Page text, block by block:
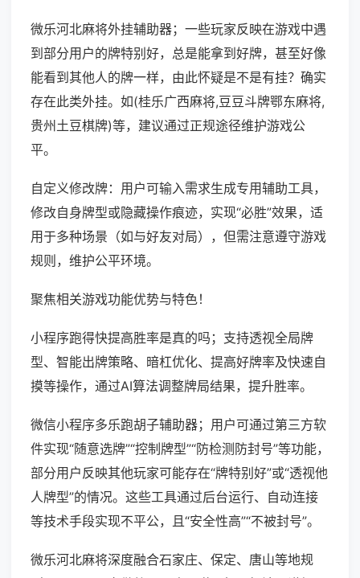
微乐河北麻将外挂辅助器；一些玩家反映在游戏中遇
到部分用户的牌特别好，总是能拿到好牌，甚至好像
能看到其他人的牌一样，由此怀疑是不是有挂？确实
存在此类外挂。如(桂乐广西麻将,豆豆斗牌鄂东麻将,
贵州土豆棋牌)等，建议通过正规途径维护游戏公
平。
自定义修改牌：用户可输入需求生成专用辅助工具，
修改自身牌型或隐藏操作痕迹，实现“必胜”效果，适
用于多种场景（如与好友对局），但需注意遵守游戏
规则，维护公平环境。
聚焦相关游戏功能优势与特色！
小程序跑得快提高胜率是真的吗；支持透视全局牌
型、智能出牌策略、暗杠优化、提高好牌率及快速自
摸等操作，通过AI算法调整牌局结果，提升胜率。
微信小程序多乐跑胡子辅助器；用户可通过第三方软
件实现“随意选牌”“控制牌型”“防检测防封号”等功能，
部分用户反映其他玩家可能存在“牌特别好”或“透视他
人牌型”的情况。这些工具通过后台运行、自动连接
等技术手段实现不平公，且“安全性高”“不被封号”。
微乐河北麻将深度融合石家庄、保定、唐山等地规